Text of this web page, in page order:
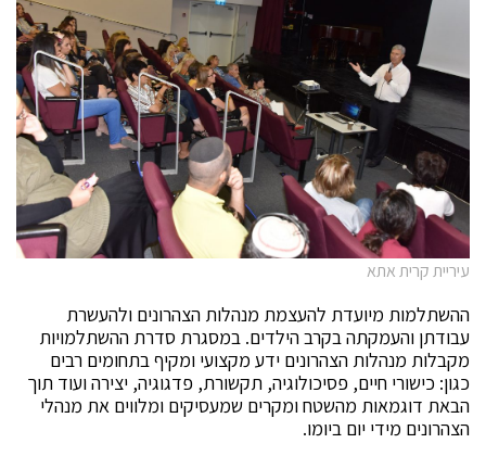
עיריית קרית אתא
ההשתלמות מיועדת להעצמת מנהלות הצהרונים ולהעשרת
עבודתן והעמקתה בקרב הילדים. במסגרת סדרת ההשתלמויות
מקבלות מנהלות הצהרונים ידע מקצועי ומקיף בתחומים רבים
כגון: כישורי חיים, פסיכולוגיה, תקשורת, פדגוגיה, יצירה ועוד תוך
הבאת דוגמאות מהשטח ומקרים שמעסיקים ומלווים את מנהלי
הצהרונים מידי יום ביומו.